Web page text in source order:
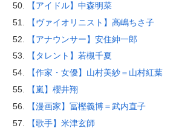
【アイドル】中森明菜
【ヴァイオリニスト】高嶋ちさ子
【アナウンサー】安住紳一郎
【タレント】若槻千夏
【作家・女優】山村美紗＝山村紅葉
【嵐】櫻井翔
【漫画家】冨樫義博＝武内直子
【歌手】米津玄師